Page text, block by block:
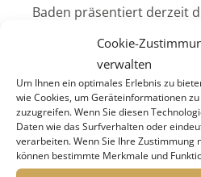
Cookie-
verwalten
Um Ihnen ein optimales Erlebnis zu
wie Cookies, um Geräteinformationen
zuzugreifen. Wenn Sie diesen
Daten wie das Surfverhalten oder
verarbeiten. Wenn Sie Ihre Zustimmung
können bestimmte Merkmale und
Baden präsentiert derzeit
„Criminal Women“(bis 29.
Geschichte der weiblichen
„Criminal Women“
weiterlesen